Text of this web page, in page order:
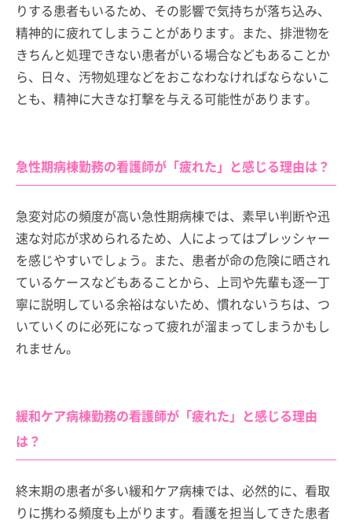
りする患者もいるため、その影響で気持ちが落ち込み、
精神的に疲れてしまうことがあります。また、排泄物を
きちんと処理できない患者がいる場合などもあることか
ら、日々、汚物処理などをおこなわなければならないこ
とも、精神に大きな打撃を与える可能性があります。
急性期病棟勤務の看護師が「疲れた」と感じる理由は？
急変対応の頻度が高い急性期病棟では、素早い判断や迅
速な対応が求められるため、人によってはプレッシャー
を感じやすいでしょう。また、患者が命の危険に晒され
ているケースなどもあることから、上司や先輩も逐一丁
寧に説明している余裕はないため、慣れないうちは、つ
いていくのに必死になって疲れが溜まってしまうかもし
れません。
緩和ケア病棟勤務の看護師が「疲れた」と感じる理由
は？
終末期の患者が多い緩和ケア病棟では、必然的に、看取
りに携わる頻度も上がります。看護を担当してきた患者